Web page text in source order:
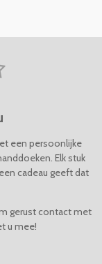
n een persoonlijke
Elk stuk
cadeau geeft dat
gerust contact met
u mee!